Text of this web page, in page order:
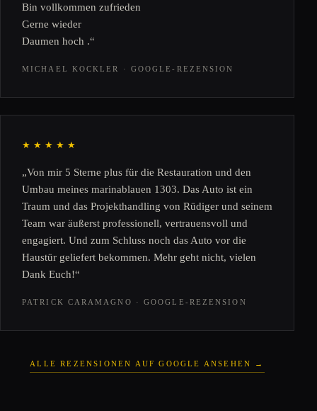
Bin vollkommen zufrieden
Gerne wieder
Daumen hoch .“
MICHAEL KOCKLER · GOOGLE-REZENSION
★★★★★
„Von mir 5 Sterne plus für die Restauration und den
Umbau meines marinablauen 1303. Das Auto ist ein
Traum und das Projekthandling von Rüdiger und seinem
Team war äußerst professionell, vertrauensvoll und
engagiert. Und zum Schluss noch das Auto vor die
Haustür geliefert bekommen. Mehr geht nicht, vielen
Dank Euch!“
PATRICK CARAMAGNO · GOOGLE-REZENSION
ALLE REZENSIONEN AUF GOOGLE ANSEHEN →